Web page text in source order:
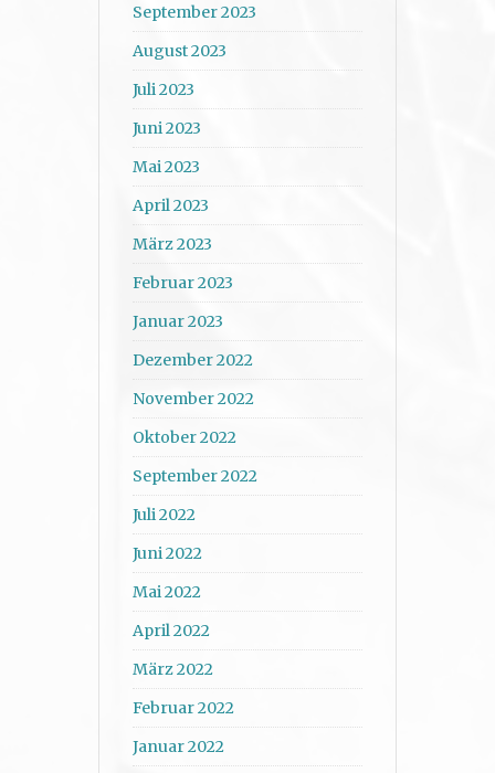
September 2023
August 2023
Juli 2023
Juni 2023
Mai 2023
April 2023
März 2023
Februar 2023
Januar 2023
Dezember 2022
November 2022
Oktober 2022
September 2022
Juli 2022
Juni 2022
Mai 2022
April 2022
März 2022
Februar 2022
Januar 2022